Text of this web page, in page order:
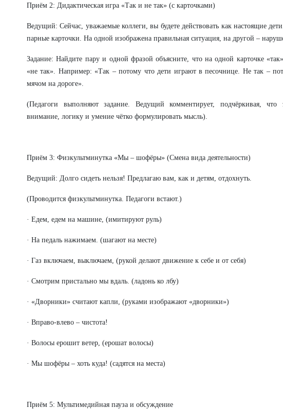
Приём 2: Дидактическая игра «Так и не так» (с карточками)
Ведущий: Сейчас, уважаемые коллеги, вы будете действовать как настоящие
парные карточки. На одной изображена правильная ситуация, на другой –
Задание: Найдите пару и одной фразой объясните, что на одной карточке
«не так». Например: «Так – потому что дети играют в песочнице. Не так –
мячом на дороге».
(Педагоги выполняют задание. Ведущий комментирует, подчёркивая, что
внимание, логику и умение чётко формулировать мысль).
Приём 3: Физкультминутка «Мы – шофёры» (Смена вида деятельности)
Ведущий: Долго сидеть нельзя! Предлагаю вам, как и детям, отдохнуть.
(Проводится физкультминутка. Педагоги встают.)
· Едем, едем на машине, (имитируют руль)
· На педаль нажимаем. (шагают на месте)
· Газ включаем, выключаем, (рукой делают движение к себе и от себя)
· Смотрим пристально мы вдаль. (ладонь ко лбу)
· «Дворники» считают капли, (руками изображают «дворники»)
· Вправо-влево – чистота!
· Волосы ерошит ветер, (ерошат волосы)
· Мы шофёры – хоть куда! (садятся на места)
Приём 5: Мультимедийная пауза и обсуждение